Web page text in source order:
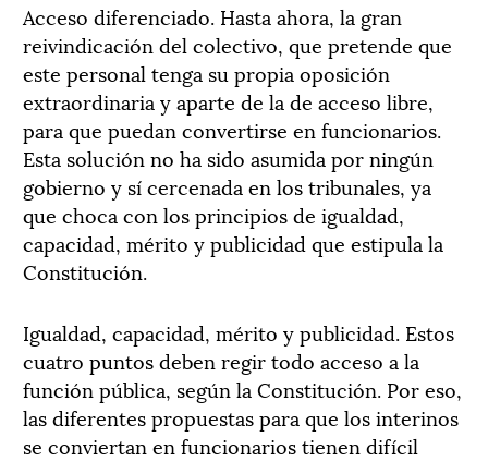
Acceso diferenciado. Hasta ahora, la gran
reivindicación del colectivo, que pretende que
este personal tenga su propia oposición
extraordinaria y aparte de la de acceso libre,
para que puedan convertirse en funcionarios.
Esta solución no ha sido asumida por ningún
gobierno y sí cercenada en los tribunales, ya
que choca con los principios de igualdad,
capacidad, mérito y publicidad que estipula la
Constitución.
Igualdad, capacidad, mérito y publicidad. Estos
cuatro puntos deben regir todo acceso a la
función pública, según la Constitución. Por eso,
las diferentes propuestas para que los interinos
se conviertan en funcionarios tienen difícil